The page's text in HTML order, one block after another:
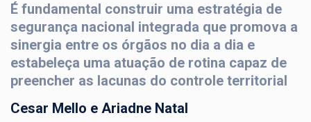
É fundamental construir uma estratégia de
segurança nacional integrada que promova a
sinergia entre os órgãos no dia a dia e
estabeleça uma atuação de rotina capaz de
preencher as lacunas do controle territorial
Cesar Mello e Ariadne Natal